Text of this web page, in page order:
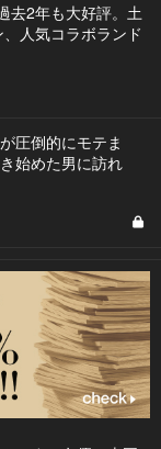
去2年も大好評。土
人気コラボランド
圧倒的にモテま
始めた男に訪れ